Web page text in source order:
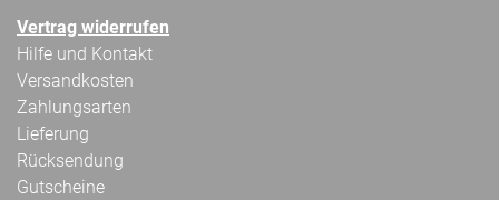
Vertrag widerrufen
Hilfe und Kontakt
Versandkosten
Zahlungsarten
Lieferung
Rücksendung
Gutscheine